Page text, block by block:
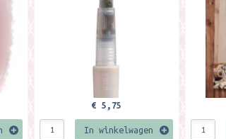
€ 5,75
In winkelwagen